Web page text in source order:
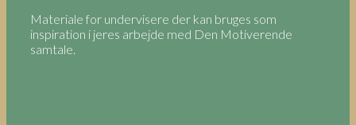
Materiale for undervisere der kan bruges som
inspiration i jeres arbejde med Den Motiverende
samtale.